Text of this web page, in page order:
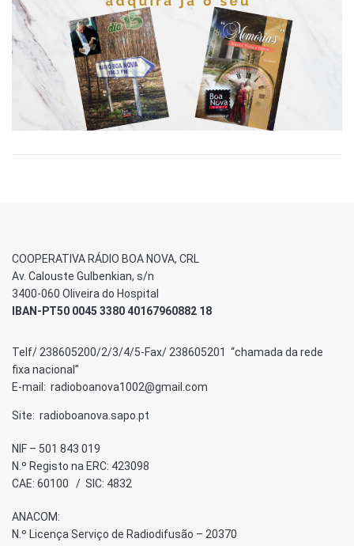
COOPERATIVA RÁDIO BOA NOVA, CRL
Av. Calouste Gulbenkian, s/n
3400-060 Oliveira do Hospital
IBAN-PT50 0045 3380 40167960882 18
Telf/ 238605200/2/3/4/5-Fax/ 238605201 “chamada da rede
fixa nacional”
E-mail: radioboanova1002@gmail.com
Site: radioboanova.sapo.pt
NIF – 501 843 019
N.º Registo na ERC: 423098
CAE: 60100 / SIC: 4832
ANACOM:
N.º Licença Serviço de Radiodifusão – 20370